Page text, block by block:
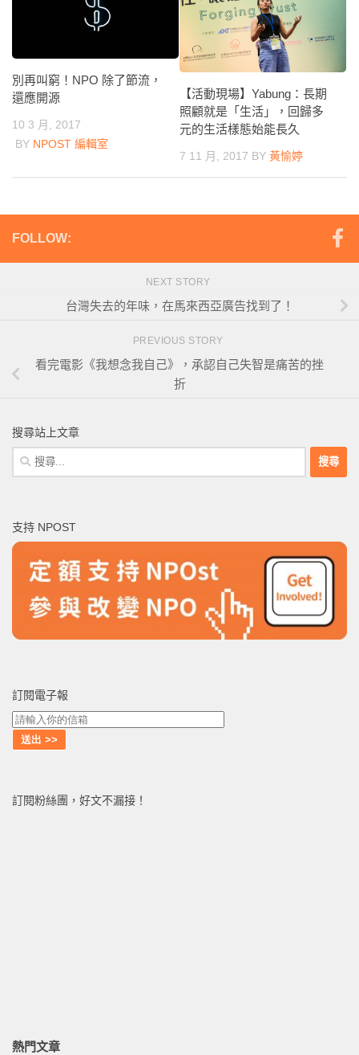
別再叫窮！NPO 除了節流，
還應開源
10 3 月, 2017
BY NPOST 編輯室
【活動現場】Yabung：長期
照顧就是「生活」，回歸多
元的生活樣態始能長久
7 11 月, 2017 BY 黃愉婷
FOLLOW:
NEXT STORY
台灣失去的年味，在馬來西亞廣告找到了！
PREVIOUS STORY
看完電影《我想念我自己》，承認自己失智是痛苦的挫
折
搜尋站上文章
搜
尋
字:
支持 NPOST
訂閱電子報
訂閱粉絲團，好文不漏接！
熱門文章